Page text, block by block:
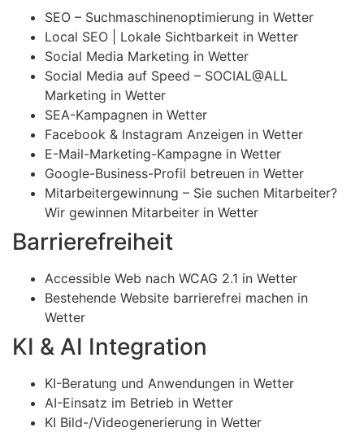
SEO – Suchmaschinenoptimierung in Wetter
Local SEO | Lokale Sichtbarkeit in Wetter
Social Media Marketing in Wetter
Social Media auf Speed – SOCIAL@ALL
Marketing in Wetter
SEA-Kampagnen in Wetter
Facebook & Instagram Anzeigen in Wetter
E-Mail-Marketing-Kampagne in Wetter
Google-Business-Profil betreuen in Wetter
Mitarbeitergewinnung – Sie suchen Mitarbeiter?
Wir gewinnen Mitarbeiter in Wetter
Barrierefreiheit
Accessible Web nach WCAG 2.1 in Wetter
Bestehende Website barrierefrei machen in
Wetter
KI & AI Integration
KI-Beratung und Anwendungen in Wetter
AI-Einsatz im Betrieb in Wetter
KI Bild-/Videogenerierung in Wetter